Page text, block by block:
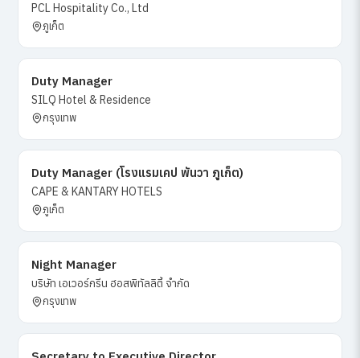
PCL Hospitality Co., Ltd
ภูเก็ต
Duty Manager
SILQ Hotel & Residence
กรุงเทพ
Duty Manager (โรงแรมเคป พันวา ภูเก็ต)
CAPE & KANTARY HOTELS
ภูเก็ต
Night Manager
บริษัท เอเวอร์กรีน ฮอสพิทัลลิตี้ จำกัด
กรุงเทพ